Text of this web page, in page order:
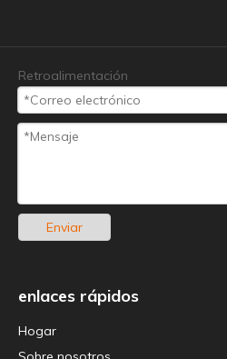
Retroalimentación
Enviar
enlaces rápidos
Hogar